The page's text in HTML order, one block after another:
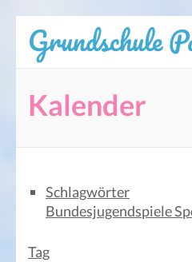
Inhalt
springen
drücken)
Grundschule
Kalender
Schlagwörter
Bundesjugendspiele
Tag